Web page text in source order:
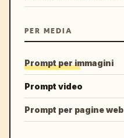
PER MEDIA
Prompt per immagini
Prompt video
Prompt per pagine web